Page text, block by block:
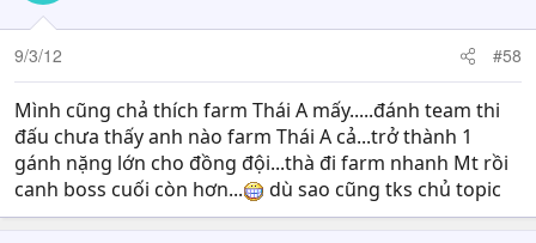
9/3/12 #58
Mình cũng chả thích farm Thái A mấy.....đánh team thi
đấu chưa thấy anh nào farm Thái A cả...trở thành 1
gánh nặng lớn cho đồng đội...thà đi farm nhanh Mt rồi
canh boss cuối còn hơn...
dù sao cũng tks chủ topic